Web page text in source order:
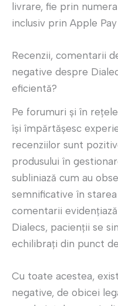
livrare, fie prin
inclusiv prin Apple Pay
Recenzii, comentarii
negative despre
eficientă?
Pe forumuri și în
își împărtășesc
recenziilor sunt
produsului în
subliniază cum au
semnificative în
comentarii
Dialecs, pacienții se
echilibrați din punct
Cu toate acestea,
negative, de obicei